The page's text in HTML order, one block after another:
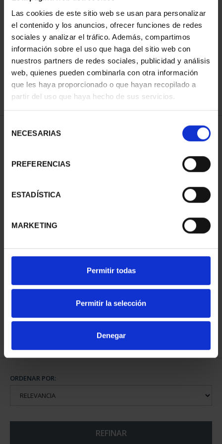
Las cookies de este sitio web se usan para personalizar
el contenido y los anuncios, ofrecer funciones de redes
sociales y analizar el tráfico. Además, compartimos
información sobre el uso que haga del sitio web con
nuestros partners de redes sociales, publicidad y análisis
web, quienes pueden combinarla con otra información
que les haya proporcionado o que hayan recopilado a
partir del uso que haya hecho de sus servicios.
NECESARIAS
PREFERENCIAS
ESTADÍSTICA
MARKETING
Permitir todas
Permitir la selección
Denegar
ORDENAR POR:
REFINAR
1 Productos encontrados
NACIONAL II - PALACIO
REAL DE...
ORDENAR POR:
REFINAR